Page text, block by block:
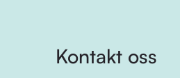
Kontakt oss